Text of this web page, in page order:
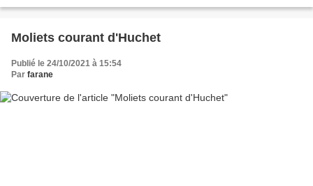
Moliets courant d'Huchet
Publié le 24/10/2021 à 15:54
Par farane